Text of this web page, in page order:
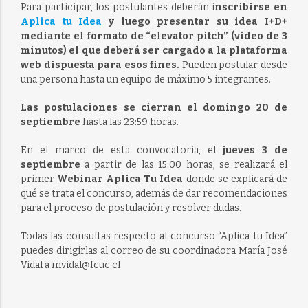
Para participar, los postulantes deberán inscribirse en
Aplica tu Idea y luego presentar su idea I+D+
mediante el formato de “elevator pitch” (video de 3
minutos) el que deberá ser cargado a la plataforma
web dispuesta para esos fines. Pueden postular desde
una persona hasta un equipo de máximo 5 integrantes.
Las postulaciones se cierran el domingo 20 de
septiembre hasta las 23:59 horas.
En el marco de esta convocatoria, eljueves 3 de
septiembre a partir de las 15:00 horas, se realizará el
primer Webinar Aplica Tu Idea donde se explicará de
qué se trata el concurso, además de dar recomendaciones
para el proceso de postulación y resolver dudas.
Todas las consultas respecto al concurso “Aplica tu Idea”
puedes dirigirlas al correo de su coordinadora María José
Vidal a mvidal@fcuc.cl